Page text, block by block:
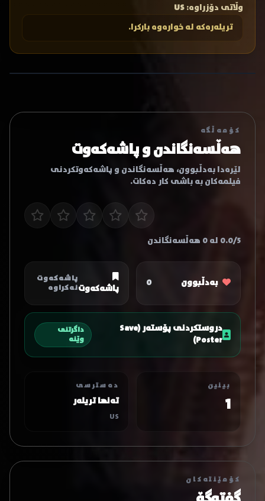
وڵاتی دۆزراوە:US
تریلەرەکە لە خوارەوە بارکرا.
کۆمەڵگە
هەڵسەنگاندن و پاشەکەوت
لێرەدا بەدڵبوون، هەڵسەنگاندن و پاشەکەوتکردنی
فیلمەکان بە باشی کار دەکات.
0.0/5 لە 0 هەڵسەنگاندن
بەدڵبوون 0 پاشەکەوت
پاشەکەوت
نەکراوە
دروستکردنی پۆستەر (Save
Poster)
داگرتنی
وێنە
بینین
1
دەسترسی
تەنها تریلەر
US
کۆمێنتەکان